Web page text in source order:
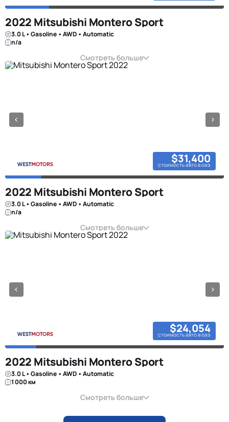
2022 Mitsubishi Montero Sport
3.0 L • Gasoline • AWD • Automatic
n/a
Смотреть больше
$31,400
стоимость авто в оаэ
2022 Mitsubishi Montero Sport
3.0 L • Gasoline • AWD • Automatic
n/a
Смотреть больше
$24,054
стоимость авто в оаэ
2022 Mitsubishi Montero Sport
3.0 L • Gasoline • AWD • Automatic
1 000 км
Смотреть больше